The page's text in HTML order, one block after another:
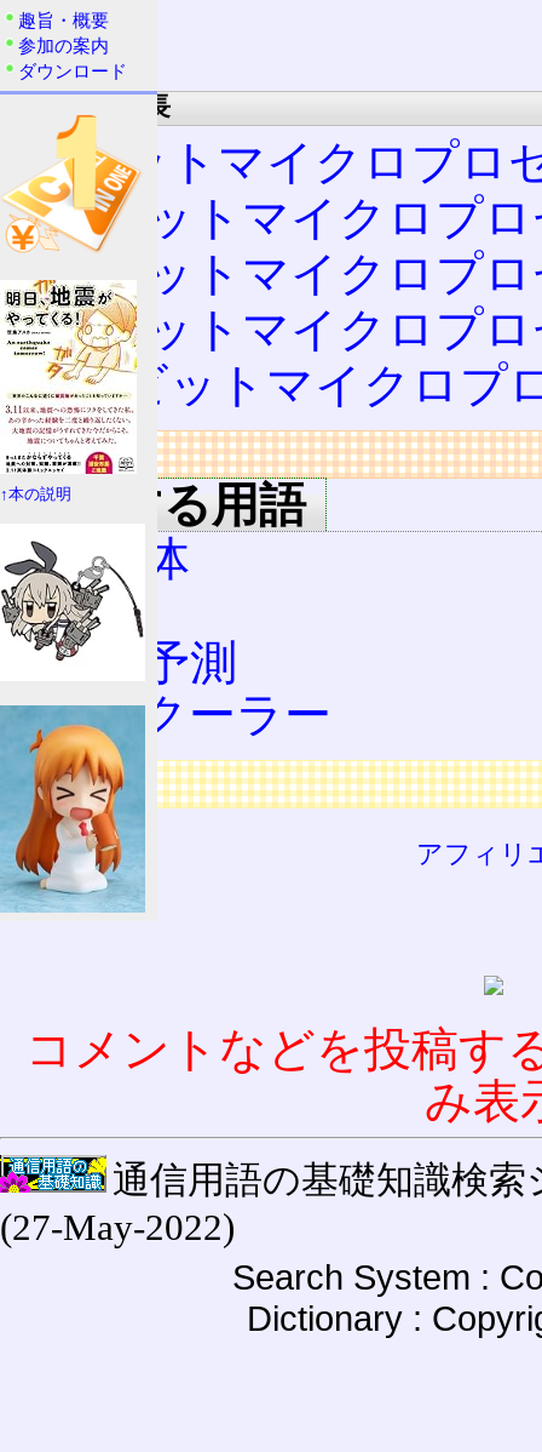
RISC
レジスター長
8ビットマイクロプロ
16ビットマイクロプ
32ビットマイクロプ
64ビットマイクロプ
128ビットマイクロプ
リンク
関連する用語
半導体
CPU
分岐予測
CPUクーラー
広告
アフィリ
コメントなどを投稿す
み表
通信用語の基礎知識検索
(27-May-2022)
Search System :
Dictionary :
趣旨・概要
参加の案内
ダウンロード
↑本の説明